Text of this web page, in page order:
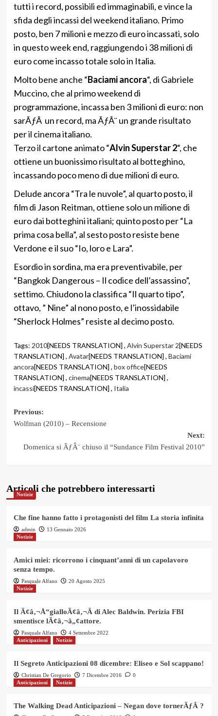
tutti i record, possibili ed immaginabili, e vince la
sfida degli incassi del weekend italiano. Primo
posto, ben 7 milioni e mezzo di euro incassati, solo
in questo week end, raggiungendo i 38 milioni di
euro come incasso totale solo in Italia.
Molto bene anche “Baciami ancora“, di Gabriele
Muccino, che al primo weekend di
programmazione, incassa ben 3 milioni di euro: non
sarÃƒÂ un record, ma ÃƒÂ¨ un grande risultato
per il cinema italiano.
Terzo il cartone animato “Alvin Superstar 2“, che
ottiene un buonissimo risultato al botteghino,
incassando poco meno di due milioni di euro.
Delude ancora “Tra le nuvole”, al quarto posto, il
film di Jason Reitman, ottiene solo un milione di
euro dai botteghini italiani; quinto posto per “La
prima cosa bella”, al sesto posto resiste bene
Verdone e il suo “Io, loro e Lara”.
Esordio in sordina, ma era preventivabile, per
“Bangkok Dangerous – Il codice dell’assassino”,
settimo. Chiudono la classifica “Il quarto tipo”,
ottavo, ” Nine” al nono posto, e l’inossidabile
“Sherlock Holmes” resiste al decimo posto.
Tags: 2010[NEEDS TRANSLATION] , Alvin Superstar 2[NEEDS
TRANSLATION] , Avatar[NEEDS TRANSLATION] , Baciami
ancora[NEEDS TRANSLATION] , box office[NEEDS
TRANSLATION] , cinema[NEEDS TRANSLATION] ,
incassi[NEEDS TRANSLATION] , Italia
Post
Previous:
Wolfman (2010) – Recensione
Next:
Domenica si ÃƒÂ¨ chiuso il “Sundance Film Festival 2010”
Articoli che potrebbero interessarti
Notizie
Che fine hanno fatto i protagonisti del film La storia infinita
admin
13 Gennaio 2026
Notizie
Amici miei: ricorrono i cinquant’anni di un capolavoro
senza tempo.
Pasquale Alfano
20 Agosto 2025
Notizie
Il Ã¢â‚¬Å“gialloÃ¢â‚¬Â di Alec Baldwin. Perizia FBI
smentisce lÃ¢â‚¬â„¢attore.
Pasquale Alfano
4 Settembre 2022
Anticipazioni
Notizie
Il Segreto Anticipazioni 08 dicembre: Eliseo e Sol scappano!
Christian De Gregorio 7 Dicembre 2016
0
Anticipazioni
Notizie
The Walking Dead Anticipazioni – Negan dove tornerÃƒÂ ?